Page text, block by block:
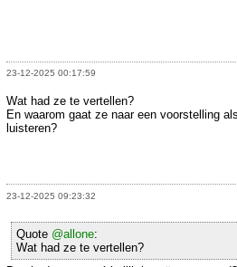
23-12-2025 00:17:59
Wat had ze te vertellen?
En waarom gaat ze naar een voorstelling
luisteren?
23-12-2025 09:23:32
Quote @allone:
Wat had ze te vertellen?